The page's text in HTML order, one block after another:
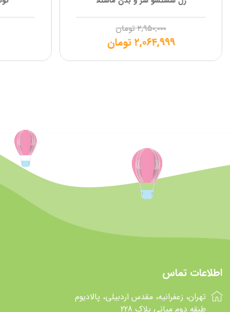
۲,۹۵۰,۰۰۰ تومان
۲,۰۶۴,۹۹۹تومان
اطلاعات تماس
تهران، زعفرانیه، مقدس اردبیلی، پالادیوم
طبقه دوم میانی پلاک 228